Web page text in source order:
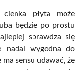
płyta może
będzie po prostu
sprawdza się
nadal wygodna do
sensu udawać, że